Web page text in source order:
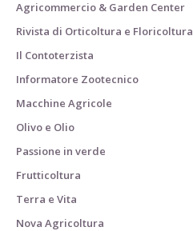
Agricommercio & Garden Center
Rivista di Orticoltura e Floricoltura
Il Contoterzista
Informatore Zootecnico
Macchine Agricole
Olivo e Olio
Passione in verde
Frutticoltura
Terra e Vita
Nova Agricoltura